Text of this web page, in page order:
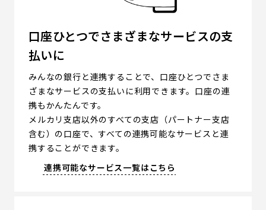
口座ひとつでさまざまなサービスの支
払いに
みんなの銀行と連携することで、口座ひとつでさま
ざまなサービスの支払いに利用できます。口座の連
携もかんたんです。
メルカリ支店以外のすべての支店（パートナー支店
含む）の口座で、すべての連携可能なサービスと連
携することができます。
連携可能なサービス一覧はこちら